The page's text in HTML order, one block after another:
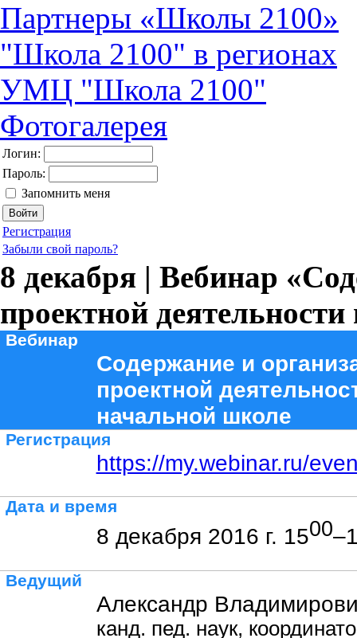
Партнеры «Школы 2100»
"Школа 2100" в регионах
УМЦ "Школа 2100"
Фотогалерея
Логин:
Пароль:
Запомнить меня
Регистрация
Забыли свой пароль?
8 декабря | Вебинар
проектной
Вебинар
Содержание и
проектной
начальной школе
Регистрация
https://my.webinar.ru/
Дата и время
8 декабря 2016 г. 1500
Ведущий
Александр
канд. пед. наук,